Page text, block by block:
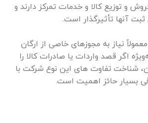
و توزیع کالا و خدمات تمرکز دارند و
آنها تأثیرگذار است.
نیاز به مجوزهای خاصی از ارگان
اگر قصد واردات یا صادرات کالا را
شناخت تفاوت های این نوع شرکت با
بسیار حائز اهمیت است.